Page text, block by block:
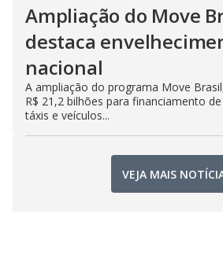
Ampliação do Move
destaca
nacional
A ampliação do programa Move
R$ 21,2 bilhões para financiamento
táxis e veículos...
VEJA MAIS